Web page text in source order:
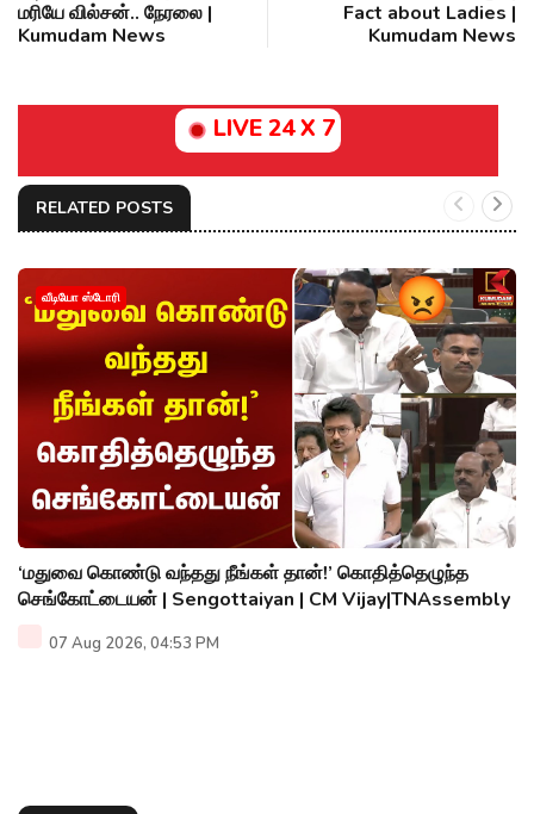
மரியே வில்சன்.. நேரலை |
Kumudam News
Fact about Ladies |
Kumudam News
LIVE 24 X 7
RELATED POSTS
வீடியோ ஸ்டோரி
‘மதுவை கொண்டு வந்தது நீங்கள் தான்!’ கொதித்தெழுந்த
செங்கோட்டையன் | Sengottaiyan | CM Vijay|TNAssembly
07 Aug 2026, 04:53 PM